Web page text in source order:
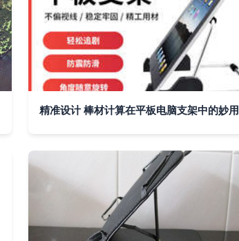
精准设计 棒材计算在平板电脑支架中的妙用